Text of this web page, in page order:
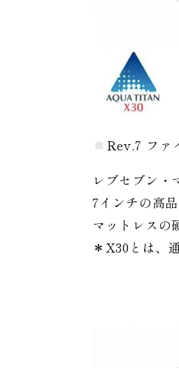
Rev.7 ファ
レブセブン・
7インチの高
マットレスの
＊X30とは、